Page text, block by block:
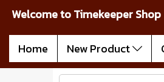
Welcome to Timekeeper Shop
Home New Product